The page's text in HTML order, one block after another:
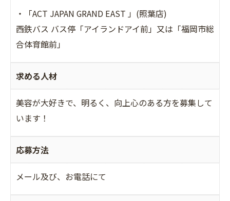
・「ACT JAPAN GRAND EAST 」(照葉店)
西鉄バス バス停「アイランドアイ前」又は「福岡市総
合体育館前」
求める人材
美容が大好きで、明るく、向上心のある方を募集して
います！
応募方法
メール及び、お電話にて